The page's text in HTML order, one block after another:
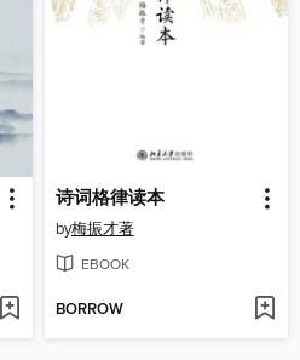
诗词格律读本
by梅振才著
EBOOK
BORROW